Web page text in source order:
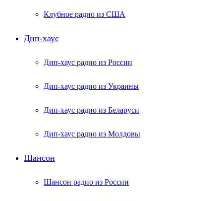
Клубное радио из США
Дип-хаус
Дип-хаус радио из России
Дип-хаус радио из Украины
Дип-хаус радио из Беларуси
Дип-хаус радио из Молдовы
Шансон
Шансон радио из России